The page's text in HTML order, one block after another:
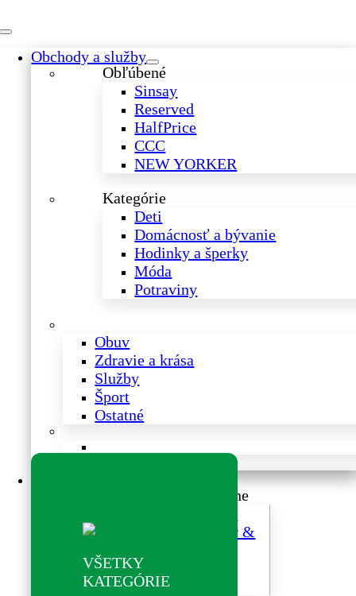
to
Toggle
Navigation
Obchody a služby
Obľúbené
Sinsay
Reserved
HalfPrice
CCC
NEW YORKER
Kategórie
Deti
Domácnosť a bývanie
Hodinky a šperky
Móda
Potraviny
Obuv
Zdravie a krása
Služby
Šport
Ostatné
VŠETKY
KATEGÓRIE
Reštaurácie a kaviarne
SMÍCHOV beer &
Bistro SOHO
FATRABEEF